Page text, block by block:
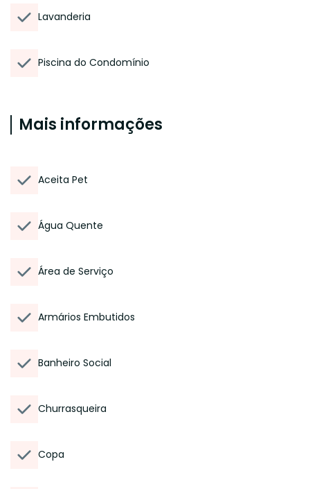
Lavanderia
Piscina do Condomínio
Mais informações
Aceita Pet
Água Quente
Área de Serviço
Armários Embutidos
Banheiro Social
Churrasqueira
Copa